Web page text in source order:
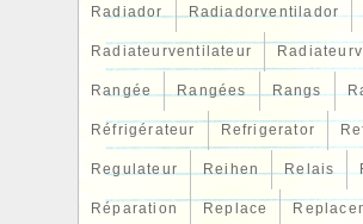
Radiador Radiadorventilador
Radiateurventilateur
Rangée Rangées Rangs
Réfrigérateur Refrigerator
Regulateur Reihen Relais
Réparation Replace